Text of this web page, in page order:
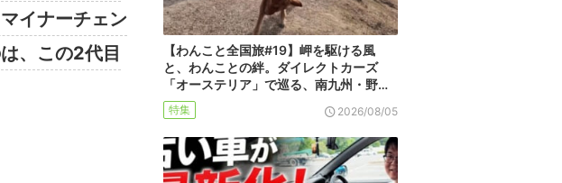
イナーチェン
、この2代目
【わんこと全国旅#19】岬を駆ける風
と、わんことの絆。ダイレクトカーズ
「オーステリア」で巡る、南九州・野…
特集 2026/08/05